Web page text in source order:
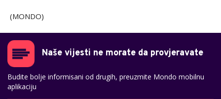
(MONDO)
Naše vijesti ne morate da provjeravate
Budite bolje informisani od drugih, preuzmite Mondo mobilnu
aplikaciju